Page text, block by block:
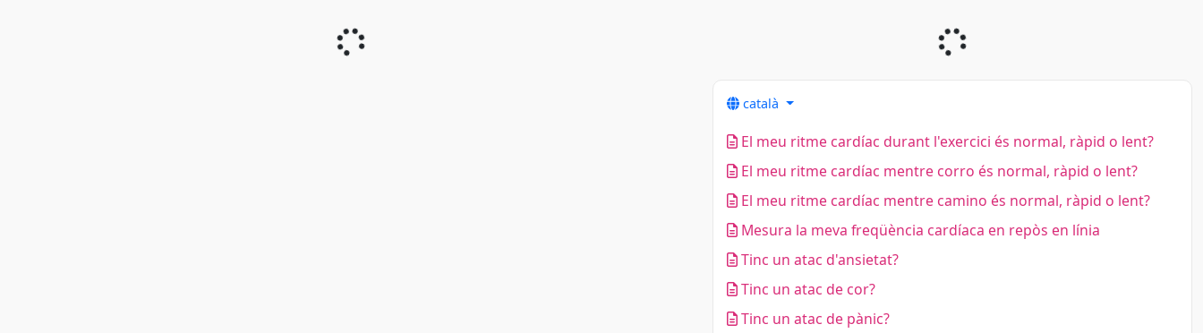
català
El meu ritme cardíac durant l'exercici és normal, ràpid o lent?
El meu ritme cardíac mentre corro és normal, ràpid o lent?
El meu ritme cardíac mentre camino és normal, ràpid o lent?
Mesura la meva freqüència cardíaca en repòs en línia
Tinc un atac d'ansietat?
Tinc un atac de cor?
Tinc un atac de pànic?